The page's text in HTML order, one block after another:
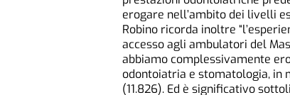
erogare nell’ambito dei livelli
Robino ricorda inoltre
accesso agli ambulatori del
abbiamo complessivamente
odontoiatria e stomatologia, in
(11.826). Ed è significativo